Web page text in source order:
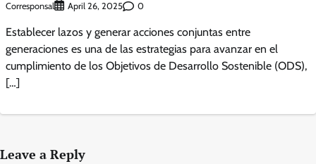
Corresponsal April 26, 2025 0
Establecer lazos y generar acciones conjuntas entre
generaciones es una de las estrategias para avanzar en el
cumplimiento de los Objetivos de Desarrollo Sostenible (ODS),
[…]
Leave a Reply